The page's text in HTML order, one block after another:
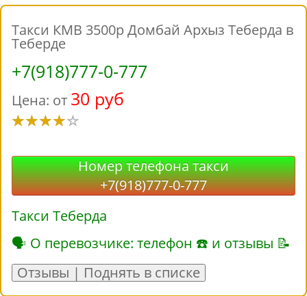
Такси КМВ 3500р Домбай Архыз Теберда в
Теберде
+7(918)777-0-777
Цена: от 30 руб
Номер телефона такси
+7(918)777-0-777
Такси Теберда
🗣 О перевозчике: телефон ☎ и отзывы 📝
Отзывы | Поднять в списке